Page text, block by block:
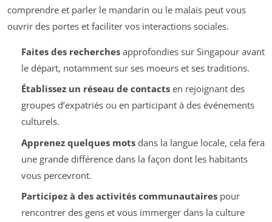
comprendre et parler le mandarin ou le malais peut vous
ouvrir des portes et faciliter vos interactions sociales.
Faites des recherchesapprofondies sur Singapour avant
le départ, notamment sur ses moeurs et ses traditions.
Établissez un réseau de contactsen rejoignant des
groupes d’expatriés ou en participant à des événements
culturels.
Apprenez quelques motsdans la langue locale, cela fera
une grande différence dans la façon dont les habitants
vous percevront.
Participez à des activités communautairespour
rencontrer des gens et vous immerger dans la culture